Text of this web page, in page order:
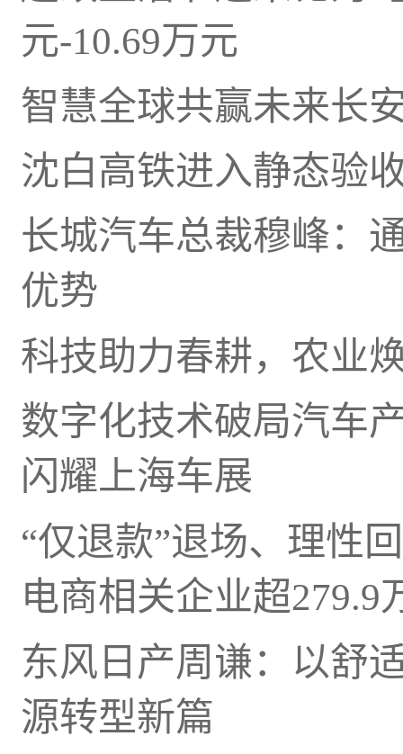
元-10.69万元
智慧全球共赢未来长
沈白高铁进入静态验
长城汽车总裁穆峰：
优势
科技助力春耕，农业
数字化技术破局汽车
闪耀上海车展
“仅退款”退场、理性
电商相关企业超279.9
东风日产周谦：以舒
源转型新篇